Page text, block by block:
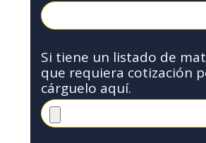
Si tiene un listado de
que requiera cotización
cárguelo aquí.